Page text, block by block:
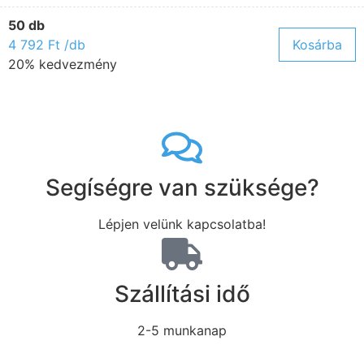
50 db
4 792 Ft /db
20% kedvezmény
Kosárba
Segíségre van szüksége?
Lépjen velünk kapcsolatba!
Szállítási idő
2-5 munkanap